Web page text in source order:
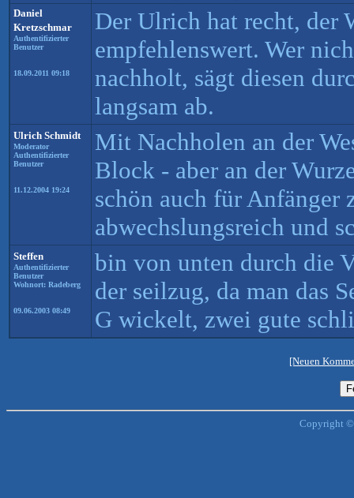
Daniel
Kretzschmar
Authentifizierter
Benutzer
18.09.2011 09:18
Der Ulrich hat recht, der
empfehlenswert. Wer
nachholt, sägt diesen
langsam ab.
Ulrich Schmidt
Moderator
Authentifizierter
Benutzer
11.12.2004 19:24
Mit Nachholen an der
Block - aber an der
schön auch für Anfänger
abwechslungsreich und
Steffen
Authentifizierter
Benutzer
Wohnort: Radeberg
09.06.2003 08:49
bin von unten durch die
der seilzug, da man das
G wickelt, zwei gute
[Neuen
Copyright ©